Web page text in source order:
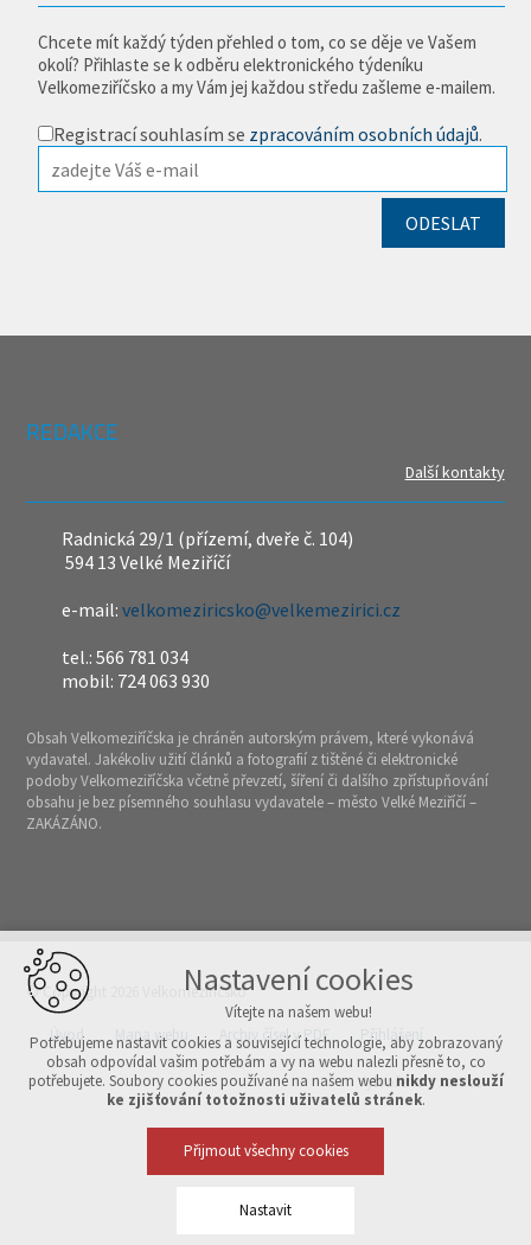
Chcete mít každý týden přehled o tom, co se děje ve Vašem
okolí? Přihlaste se k odběru elektronického týdeníku
Velkomeziříčsko a my Vám jej každou středu zašleme e-mailem.
Registrací souhlasím se zpracováním osobních údajů.
REDAKCE
Další kontakty
Radnická 29/1 (přízemí, dveře č. 104)
594 13 Velké Meziříčí
e-mail:velkomeziricsko@velkemezirici.cz
tel.: 566 781 034
mobil: 724 063 930
Obsah Velkomeziříčska je chráněn autorským právem, které vykonává
vydavatel. Jakékoliv užití článků a fotografií z tištěné či elektronické
podoby Velkomeziříčska včetně převzetí, šíření či dalšího zpřístupňování
obsahu je bez písemného souhlasu vydavatele – město Velké Meziříčí –
ZAKÁZÁNO.
© Copyright 2026 Velkomeziříčsko
Úvod Mapa webu Archiv čísel v PDF Přihlášení
Vytvořeno v xart.cz
Nastavení cookies
Vítejte na našem webu!
Potřebujeme nastavit cookies a související technologie, aby zobrazovaný
obsah odpovídal vašim potřebám a vy na webu nalezli přesně to, co
potřebujete. Soubory cookies používané na našem webu nikdy neslouží
ke zjišťování totožnosti uživatelů stránek.
Přijmout všechny cookies
Nastavit